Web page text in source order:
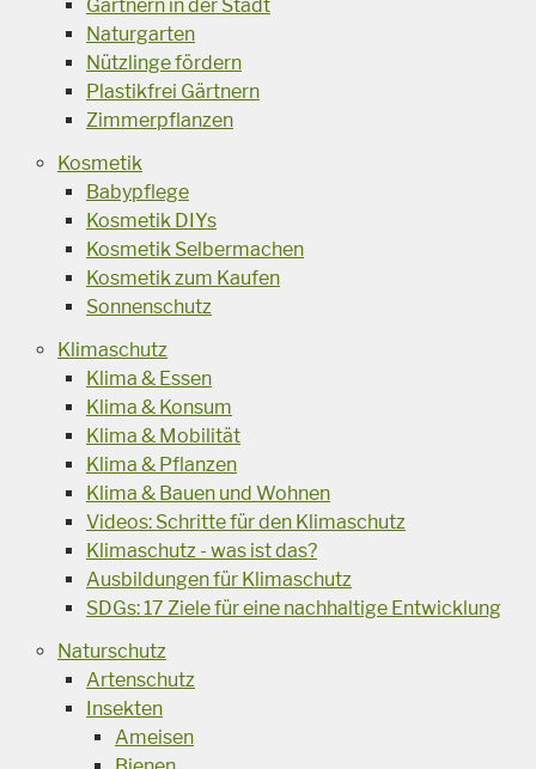
Gärtnern in der Stadt
Naturgarten
Nützlinge fördern
Plastikfrei Gärtnern
Zimmerpflanzen
Kosmetik
Babypflege
Kosmetik DIYs
Kosmetik Selbermachen
Kosmetik zum Kaufen
Sonnenschutz
Klimaschutz
Klima & Essen
Klima & Konsum
Klima & Mobilität
Klima & Pflanzen
Klima & Bauen und Wohnen
Videos: Schritte für den Klimaschutz
Klimaschutz - was ist das?
Ausbildungen für Klimaschutz
SDGs: 17 Ziele für eine nachhaltige Entwicklung
Naturschutz
Artenschutz
Insekten
Ameisen